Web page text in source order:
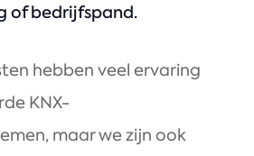
of bedrijfspand.
hebben veel ervaring
KNX-
maar we zijn ook